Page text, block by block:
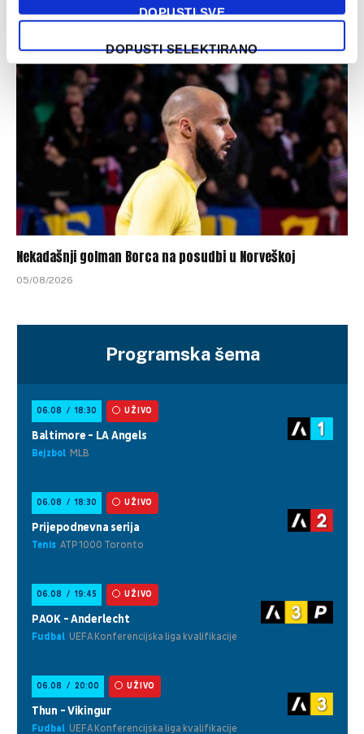
DOPUSTI SVE
DOPUSTI SELEKTIRANO
06/08/2026
Nekadašnji golman Borca na posudbi u Norveškoj
05/08/2026
Programska šema